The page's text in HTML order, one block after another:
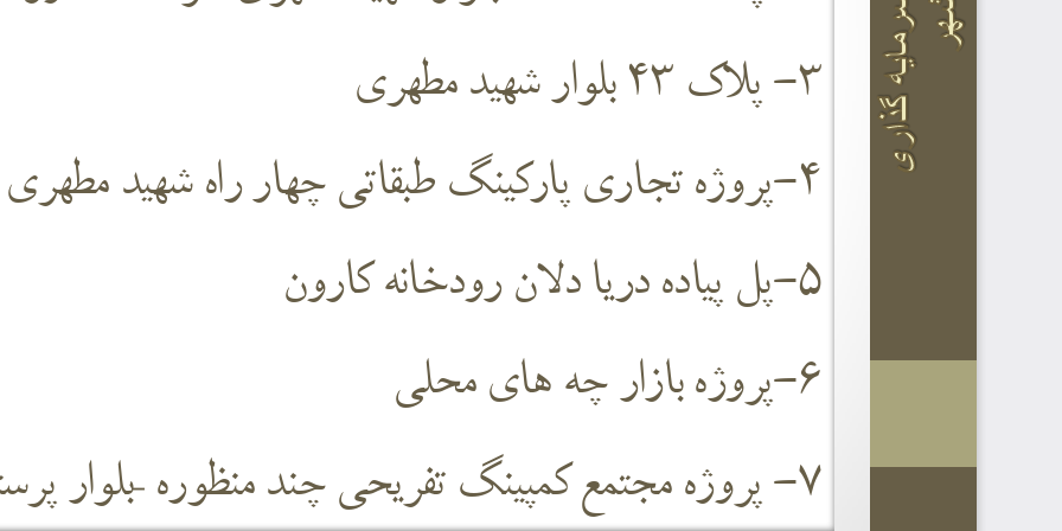
3
- پلاک 43 بلوار شهید مطهری
4
-پروژه تجاری پارکینگ طبقاتی چهار راه شهید مطهری
5
-پل پیاده دریا دلان رودخانه کارون
6
-پروژه بازار چه های محلی
7
- پروژه مجتمع کمپینگ تفریحی چند منظوره
–بلوار